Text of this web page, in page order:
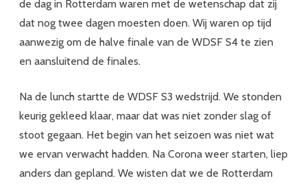
de dag in Rotterdam waren met de wetenschap dat zij
dat nog twee dagen moesten doen. Wij waren op tijd
aanwezig om de halve finale van de WDSF S4 te zien
en aansluitend de finales.
Na de lunch startte de WDSF S3 wedstrijd. We stonden
keurig gekleed klaar, maar dat was niet zonder slag of
stoot gegaan. Het begin van het seizoen was niet wat
we ervan verwacht hadden. Na Corona weer starten, liep
anders dan gepland. We wisten dat we de Rotterdam